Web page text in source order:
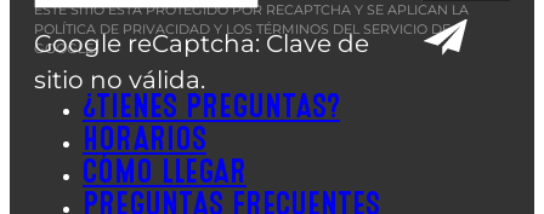
Google reCaptcha: Clave de
sitio no válida.
ESTE SITIO ESTÁ PROTEGIDO POR RECAPTCHA Y SE APLICAN LA
POLÍTICA DE PRIVACIDAD Y LOS TÉRMINOS DEL SERVICIO DE
GOOGLE.
¿TIENES PREGUNTAS?
HORARIOS
CÓMO LLEGAR
PREGUNTAS FRECUENTES